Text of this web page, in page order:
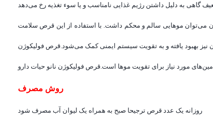
آن می‌توان موهایی سالم و محکم داشت. با استفاده از این قرص سلامت
مورد نیاز برای تقویت موها است.قرص فولیکوژن نانو حیات دارو
روش مصرف
روزانه یک عدد قرص ترجیحا صبح به همراه یک لیوان آب مصرف شود